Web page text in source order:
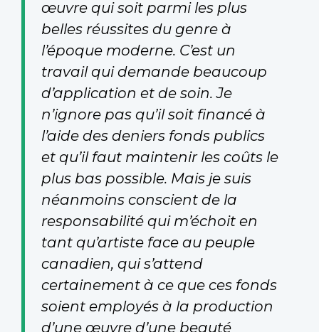
œuvre qui soit parmi les plus
belles réussites du genre à
l’époque moderne. C’est un
travail qui demande beaucoup
d’application et de soin. Je
n’ignore pas qu’il soit financé à
l’aide des deniers fonds publics
et qu’il faut maintenir les coûts le
plus bas possible. Mais je suis
néanmoins conscient de la
responsabilité qui m’échoit en
tant qu’artiste face au peuple
canadien, qui s’attend
certainement à ce que ces fonds
soient employés à la production
d’une œuvre d’une beauté